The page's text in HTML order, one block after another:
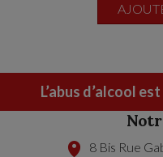
L’abus d’alcool
8 Bis Rue